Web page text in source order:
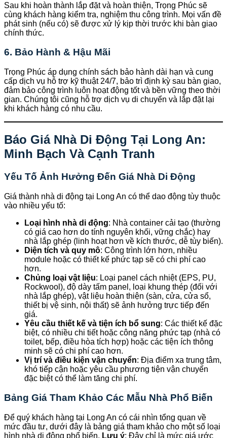
Sau khi hoàn thành lắp đặt và hoàn thiện, Trọng Phúc sẽ
cùng khách hàng kiểm tra, nghiệm thu công trình. Mọi vấn đề
phát sinh (nếu có) sẽ được xử lý kịp thời trước khi bàn giao
chính thức.
6. Bảo Hành & Hậu Mãi
Trọng Phúc áp dụng chính sách bảo hành dài hạn và cung
cấp dịch vụ hỗ trợ kỹ thuật 24/7, bảo trì định kỳ sau bàn giao,
đảm bảo công trình luôn hoạt động tốt và bền vững theo thời
gian. Chúng tôi cũng hỗ trợ dịch vụ di chuyển và lắp đặt lại
khi khách hàng có nhu cầu.
Báo Giá Nhà Di Động Tại Long An:
Minh Bạch Và Cạnh Tranh
Yếu Tố Ảnh Hưởng Đến Giá Nhà Di Động
Giá thành nhà di động tại Long An có thể dao động tùy thuộc
vào nhiều yếu tố:
Loại hình nhà di động: Nhà container cải tạo (thường
có giá cao hơn do tính nguyên khối, vững chắc) hay
nhà lắp ghép (linh hoạt hơn về kích thước, dễ tùy biến).
Diện tích và quy mô: Công trình lớn hơn, nhiều
module hoặc có thiết kế phức tạp sẽ có chi phí cao
hơn.
Chủng loại vật liệu: Loại panel cách nhiệt (EPS, PU,
Rockwool), độ dày tấm panel, loại khung thép (đối với
nhà lắp ghép), vật liệu hoàn thiện (sàn, cửa, cửa sổ,
thiết bị vệ sinh, nội thất) sẽ ảnh hưởng trực tiếp đến
giá.
Yêu cầu thiết kế và tiện ích bổ sung: Các thiết kế đặc
biệt, có nhiều chi tiết hoặc công năng phức tạp (nhà có
toilet, bếp, điều hòa tích hợp) hoặc các tiện ích thông
minh sẽ có chi phí cao hơn.
Vị trí và điều kiện vận chuyển: Địa điểm xa trung tâm,
khó tiếp cận hoặc yêu cầu phương tiện vận chuyển
đặc biệt có thể làm tăng chi phí.
Bảng Giá Tham Khảo Các Mẫu Nhà Phổ Biến
Để quý khách hàng tại Long An có cái nhìn tổng quan về
mức đầu tư, dưới đây là bảng giá tham khảo cho một số loại
hình nhà di động phổ biến. Lưu ý: Đây chỉ là mức giá ước